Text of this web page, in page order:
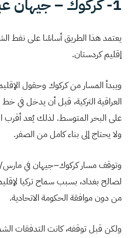
1- كركوك – جيهان عبر إقليم كردستان
يعتمد هذا الطريق أساسًا على نفط
إقليم كردستان.
ويبدأ المسار من كركوك وحقول
العراقية التركية، قبل أن يدخل في خط
على البحر المتوسط. لذلك يُعد أقرب
ولا يحتاج إلى بناء كامل من الصفر.
وتوقف مسار كركوك–جيهان في مارس/آذار
لصالح بغداد، بسبب سماح تركيا
من دون موافقة الحكومة الاتحادية.